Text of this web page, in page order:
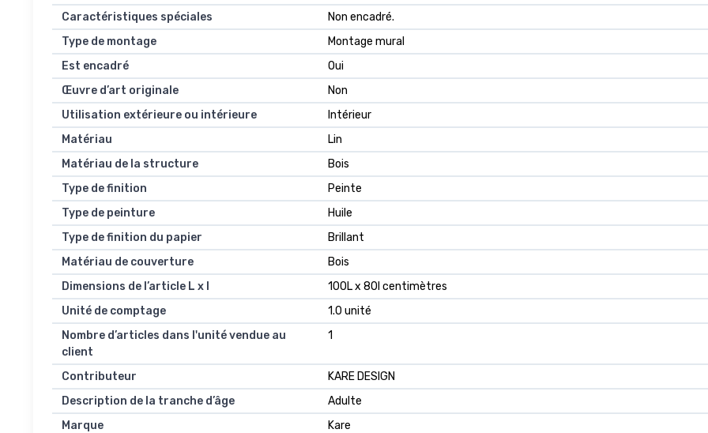
Caractéristiques spéciales
Non encadré.
Type de montage
Montage mural
Est encadré
Oui
Œuvre d’art originale
Non
Utilisation extérieure ou intérieure
Intérieur
Matériau
Lin
Matériau de la structure
Bois
Type de finition
Peinte
Type de peinture
Huile
Type de finition du papier
Brillant
Matériau de couverture
Bois
Dimensions de l’article L x l
100L x 80l centimètres
Unité de comptage
1.0 unité
Nombre d’articles dans l'unité vendue au
client
1
Contributeur
KARE DESIGN
Description de la tranche d’âge
Adulte
Marque
Kare